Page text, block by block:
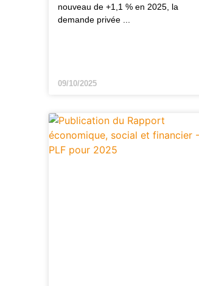
nouveau de +1,1 % en 2025, la
demande privée
09/10/2025